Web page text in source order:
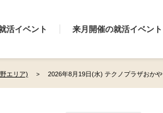
活イベント 来月開催の就活イベント
エリア) 2026年8月19日(水) テクノプラザおかや